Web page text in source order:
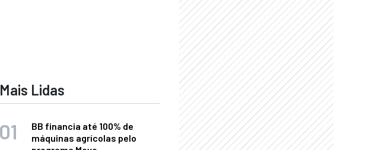
Mais Lidas
BB financia até 100% de
máquinas agrícolas pelo